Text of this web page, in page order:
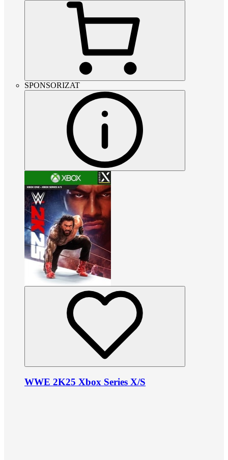
SPONSORIZAT
WWE 2K25 Xbox Series X/S